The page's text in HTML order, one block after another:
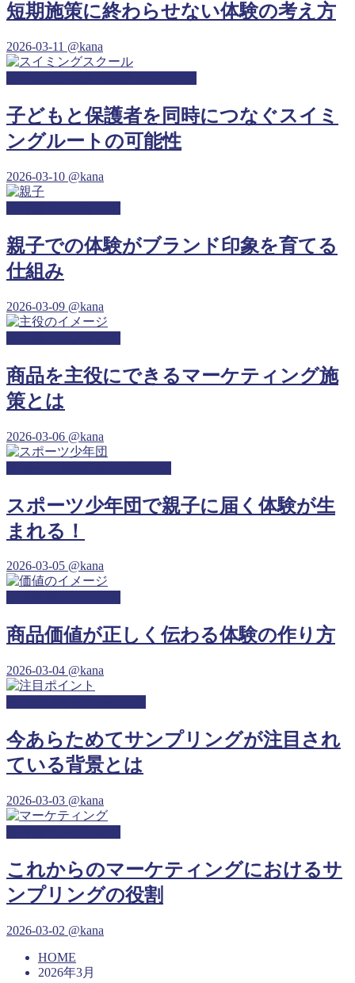
短期施策に終わらせない体験の考え方
2026-03-11 @kana
子どもと保護者を同時につなぐスイミ
ングルートの可能性
2026-03-10 @kana
親子での体験がブランド印象を育てる
仕組み
2026-03-09 @kana
商品を主役にできるマーケティング施
策とは
2026-03-06 @kana
スポーツ少年団で親子に届く体験が生
まれる！
2026-03-05 @kana
商品価値が正しく伝わる体験の作り方
2026-03-04 @kana
今あらためてサンプリングが注目され
ている背景とは
2026-03-03 @kana
これからのマーケティングにおけるサ
ンプリングの役割
2026-03-02 @kana
HOME
2026年3月